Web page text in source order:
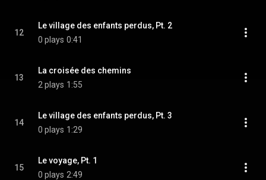
12
Le village des enfants perdus, Pt. 2
0 plays 0:41
13
La croisée des chemins
2 plays 1:55
14
Le village des enfants perdus, Pt. 3
0 plays 1:29
15
Le voyage, Pt. 1
0 plays 2:49